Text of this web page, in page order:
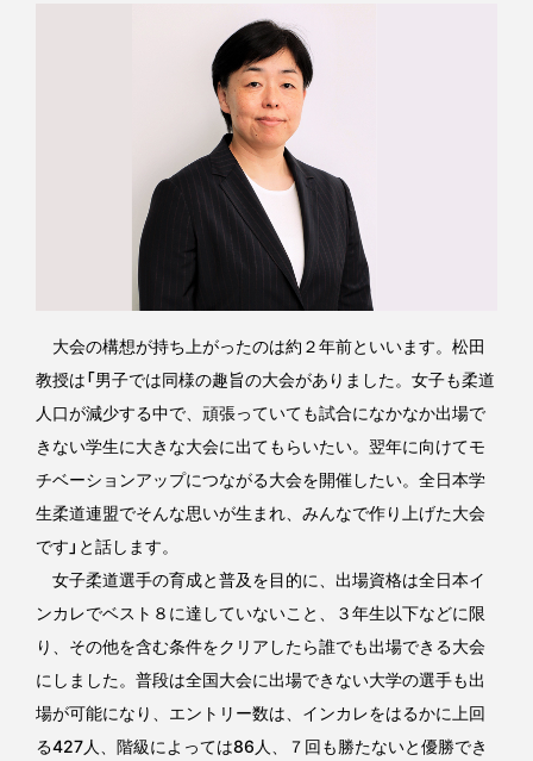
大会の構想が持ち上がったのは約２年前といいます。松田
教授は「男子では同様の趣旨の大会がありました。女子も柔道
人口が減少する中で、頑張っていても試合になかなか出場で
きない学生に大きな大会に出てもらいたい。翌年に向けてモ
チベーションアップにつながる大会を開催したい。全日本学
生柔道連盟でそんな思いが生まれ、みんなで作り上げた大会
です」と話します。
女子柔道選手の育成と普及を目的に、出場資格は全日本イ
ンカレでベスト８に達していないこと、３年生以下などに限
り、その他を含む条件をクリアしたら誰でも出場できる大会
にしました。普段は全国大会に出場できない大学の選手も出
場が可能になり、エントリー数は、インカレをはるかに上回
る427人、階級によっては86人、７回も勝たないと優勝でき